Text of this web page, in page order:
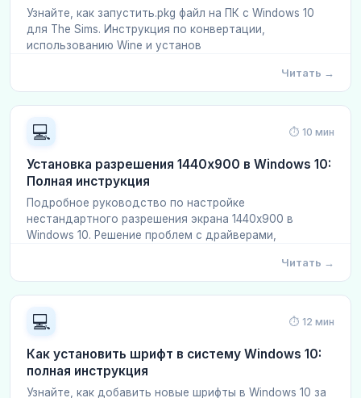
Узнайте, как запустить.pkg файл на ПК с Windows 10
для The Sims. Инструкция по конвертации,
использованию Wine и установ
Читать →
💻 ⏱ 10 мин
Установка разрешения 1440x900 в Windows 10:
Полная инструкция
Подробное руководство по настройке
нестандартного разрешения экрана 1440x900 в
Windows 10. Решение проблем с драйверами,
Читать →
💻 ⏱ 12 мин
Как установить шрифт в систему Windows 10:
полная инструкция
Узнайте, как добавить новые шрифты в Windows 10 за